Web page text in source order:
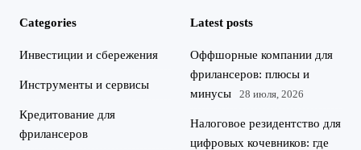
Categories
Инвестиции и сбережения
Инструменты и сервисы
Кредитование для
фрилансеров
Latest posts
Оффшорные компании для
фрилансеров: плюсы и
минусы
28 июля, 2026
Налоговое резидентство для
цифровых кочевников: где